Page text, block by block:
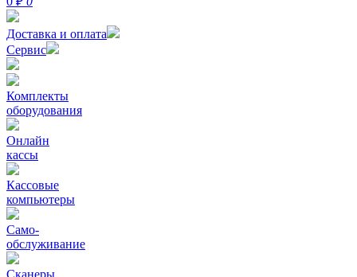
Доставка и оплата
Сервис
Комплекты
оборудования
Онлайн
кассы
Кассовые
компьютеры
Само-
обслуживание
Сканеры